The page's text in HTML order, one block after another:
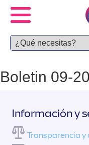
Boletin 09-
Información y
Transparencia y